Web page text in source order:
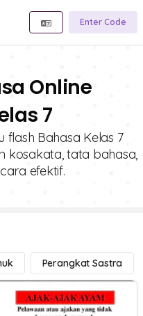
Enter Code
Online
7
Bahasa Kelas 7
kosakata, tata bahasa,
efektif.
Perangkat Sastra